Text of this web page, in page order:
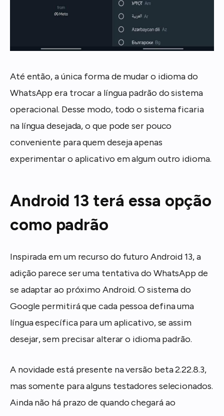
Até então, a única forma de mudar o idioma do
WhatsApp era trocar a língua padrão do sistema
operacional. Desse modo, todo o sistema ficaria
na língua desejada, o que pode ser pouco
conveniente para quem deseja apenas
experimentar o aplicativo em algum outro idioma.
Android 13 terá essa opção
como padrão
Inspirada em um recurso do futuro Android 13, a
adição parece ser uma tentativa do WhatsApp de
se adaptar ao próximo Android. O sistema do
Google permitirá que cada pessoa defina uma
língua específica para um aplicativo, se assim
desejar, sem precisar alterar o idioma padrão.
A novidade está presente na versão beta 2.22.8.3,
mas somente para alguns testadores selecionados.
Ainda não há prazo de quando chegará ao